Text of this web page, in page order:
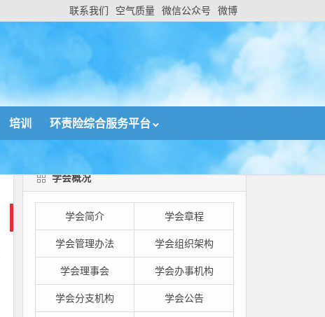
联系我们 空气质量 微信公众号 微博
培训 环责险综合服务平台
学会概况
学会简介 学会章程
学会管理办法 学会组织架构
学会理事会 学会办事机构
学会分支机构 学会公告